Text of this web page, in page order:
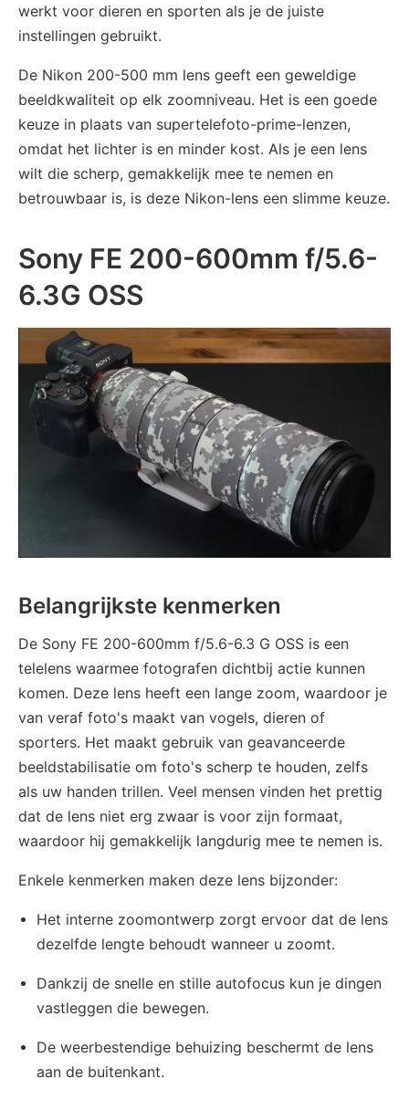
werkt voor dieren en sporten als je de juiste
instellingen gebruikt.
De Nikon 200-500 mm lens geeft een geweldige
beeldkwaliteit op elk zoomniveau. Het is een goede
keuze in plaats van supertelefoto-prime-lenzen,
omdat het lichter is en minder kost. Als je een lens
wilt die scherp, gemakkelijk mee te nemen en
betrouwbaar is, is deze Nikon-lens een slimme keuze.
Sony FE 200-600mm f/5.6-
6.3G OSS
Belangrijkste kenmerken
De Sony FE 200-600mm f/5.6-6.3 G OSS is een
telelens waarmee fotografen dichtbij actie kunnen
komen. Deze lens heeft een lange zoom, waardoor je
van veraf foto's maakt van vogels, dieren of
sporters. Het maakt gebruik van geavanceerde
beeldstabilisatie om foto's scherp te houden, zelfs
als uw handen trillen. Veel mensen vinden het prettig
dat de lens niet erg zwaar is voor zijn formaat,
waardoor hij gemakkelijk langdurig mee te nemen is.
Enkele kenmerken maken deze lens bijzonder:
Het interne zoomontwerp zorgt ervoor dat de lens
dezelfde lengte behoudt wanneer u zoomt.
Dankzij de snelle en stille autofocus kun je dingen
vastleggen die bewegen.
De weerbestendige behuizing beschermt de lens
aan de buitenkant.